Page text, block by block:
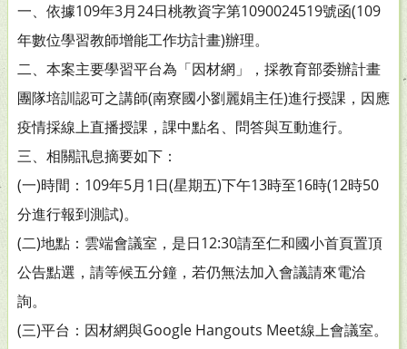
一、依據109年3月24日桃教資字第1090024519號函(109
年數位學習教師增能工作坊計畫)辦理。
二、本案主要學習平台為「因材網」，採教育部委辦計畫
團隊培訓認可之講師(南寮國小劉麗娟主任)進行授課，因應
疫情採線上直播授課，課中點名、問答與互動進行。
三、相關訊息摘要如下：
(一)時間：109年5月1日(星期五)下午13時至16時(12時50
分進行報到測試)。
(二)地點：雲端會議室，是日12:30請至仁和國小首頁置頂
公告點選，請等候五分鐘，若仍無法加入會議請來電洽
詢。
(三)平台：因材網與Google Hangouts Meet線上會議室。